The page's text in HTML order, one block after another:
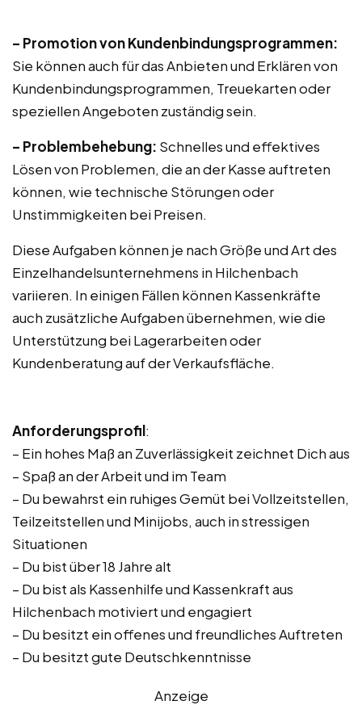
– Promotion von Kundenbindungsprogrammen:
Sie können auch für das Anbieten und Erklären von
Kundenbindungsprogrammen, Treuekarten oder
speziellen Angeboten zuständig sein.
– Problembehebung: Schnelles und effektives
Lösen von Problemen, die an der Kasse auftreten
können, wie technische Störungen oder
Unstimmigkeiten bei Preisen.
Diese Aufgaben können je nach Größe und Art des
Einzelhandelsunternehmens in Hilchenbach
variieren. In einigen Fällen können Kassenkräfte
auch zusätzliche Aufgaben übernehmen, wie die
Unterstützung bei Lagerarbeiten oder
Kundenberatung auf der Verkaufsfläche.
Anforderungsprofil:
– Ein hohes Maß an Zuverlässigkeit zeichnet Dich aus
– Spaß an der Arbeit und im Team
– Du bewahrst ein ruhiges Gemüt bei Vollzeitstellen,
Teilzeitstellen und Minijobs, auch in stressigen
Situationen
– Du bist über 18 Jahre alt
– Du bist als Kassenhilfe und Kassenkraft aus
Hilchenbach motiviert und engagiert
– Du besitzt ein offenes und freundliches Auftreten
– Du besitzt gute Deutschkenntnisse
Anzeige